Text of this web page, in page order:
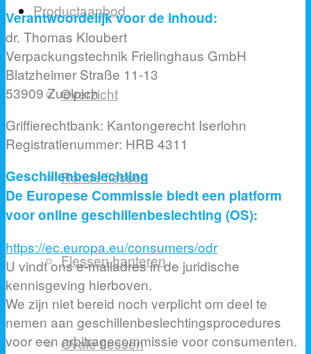
Productaanbod
Overzicht
Ronde flessen
Flessen hanteren
Ovale flessen
Verantwoordelijk voor de inhoud:
dr. Thomas Kloubert
Verpackungstechnik Frielinghaus GmbH
Blatzheimer Straße 11-13
53909 Zuelpich
Griffierechtbank: Kantongerecht Iserlohn
Registratienummer: HRB 4311
Geschillenbeslechting
De Europese Commissie biedt een platform
voor online geschillenbeslechting (OS):
https://ec.europa.eu/consumers/odr
U vindt ons e-mailadres in de juridische
kennisgeving hierboven.
We zijn niet bereid noch verplicht om deel te
nemen aan geschillenbeslechtingsprocedures
voor een arbitragecommissie voor consumenten.